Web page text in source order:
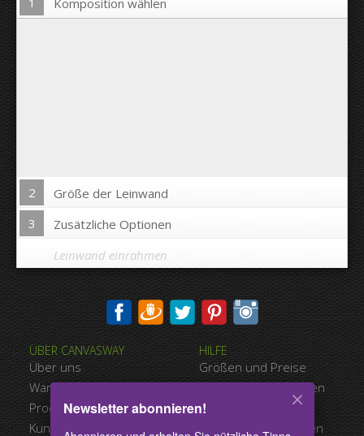
Bild hochladen
Komposition wählen
2
Größe der Leinwand
3
Zusätzliche Optionen
Bild auf Leinwandkanten drucken:
Nein
Leinwand einrahmen
ÜBER CANVASWAY
Über uns
Warum Canvasway.com
Produktqualität
Kundenreferenzen
HILFE
Größen und Preise
Zahlungsmöglichkeiten
Versandart
Nutzungsbedingungen
Newsletter abonnieren!